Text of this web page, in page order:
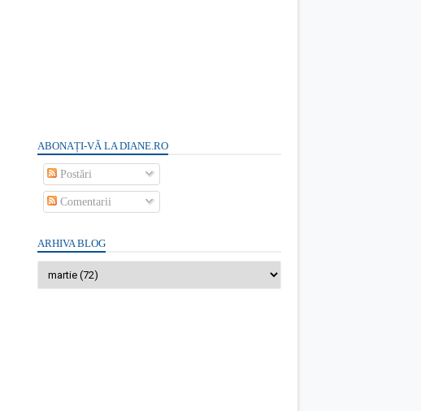
ABONAȚI-VĂ LA DIANE.RO
Postări
Comentarii
ARHIVA BLOG